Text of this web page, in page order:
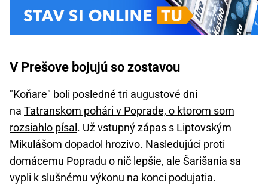
V Prešove bojujú so zostavou
"Koňare" boli posledné tri augustové dni
na Tatranskom pohári v Poprade, o ktorom som
rozsiahlo písal. Už vstupný zápas s Liptovským
Mikulášom dopadol hrozivo. Nasledujúci proti
domácemu Popradu o nič lepšie, ale Šarišania sa
vypli k slušnému výkonu na konci podujatia.